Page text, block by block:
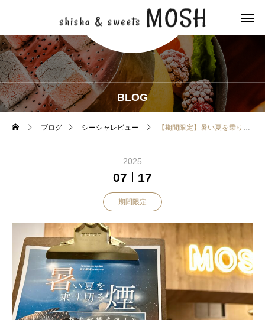
BLOG
ブログ シーシャレビュー 【期間限定】暑い夏を乗り切る煙＊MOSHの夏シーシャ2種と大人気シェイクが販売開始！
2025
07 17
期間限定